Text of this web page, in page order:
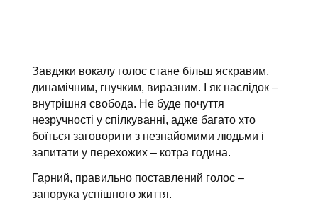
Завдяки вокалу голос стане більш яскравим,
динамічним, гнучким, виразним. І як наслідок –
внутрішня свобода. Не буде почуття
незручності у спілкуванні, адже багато хто
боїться заговорити з незнайомими людьми і
запитати у перехожих – котра година.
Гарний, правильно поставлений голос –
запорука успішного життя.